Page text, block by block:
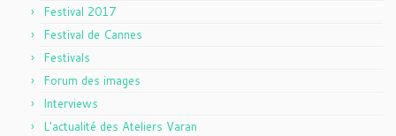
Festival 2017
Festival de Cannes
Festivals
Forum des images
Interviews
L'actualité des Ateliers Varan